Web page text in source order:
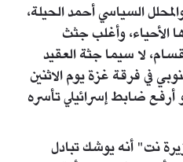
السياسي أحمد الحيلة،
الأحياء، وأغلب جثث
لا سيما جثة العقيد
في فرقة غزة يوم الاثنين
أرفع ضابط إسرائيلي تأسره
نت" أنه يوشك تبادل